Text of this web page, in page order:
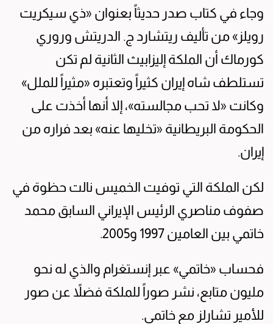
وجاء في كتاب صدر حديثاً بعنوان «ذي سيكريت
رويلز» من تأليف ريتشارد ج. الدريتش وروري
كورماك أن الملكة إليزابيث الثانية لم تكن
تستلطف شاه إيران كثيراً وتعتبره «مثيراً للملل»
وكانت «لا تحب مجالسته»، إلا أنها أخذت على
الحكومة البريطانية «تخليها عنه» بعد فراره من
إيران.
لكن الملكة التي توفيت الخميس نالت حظوة في
صفوف مناصري الرئيس الإيراني السابق محمد
خاتمي بين العامين 1997 و2005.
فحساب «خاتمي» عبر إنستغرام والذي له نحو
مليون متابع، نشر صوراً للملكة فضلاً عن صور
للأمير تشارلز مع خاتمي.